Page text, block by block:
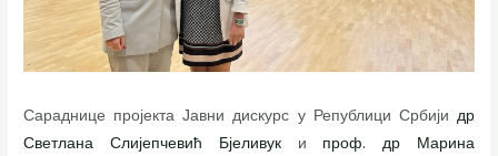
Сараднице пројекта Јавни дискурс у Републици Србији др
Светлана Слијепчевић Бјеливуки проф. др Марина